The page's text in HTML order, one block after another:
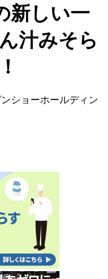
新しい一
汁みそら
ショーホールディン